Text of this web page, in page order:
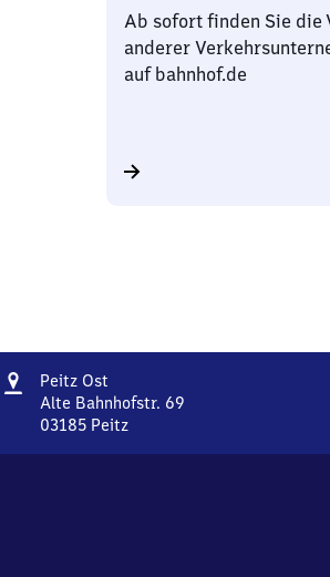
Ab sofort finden Sie die
anderer
auf bahnhof.de
Adresse
Peitz Ost
Ost
Alte Bahnhofstr. 69
03185 Peitz